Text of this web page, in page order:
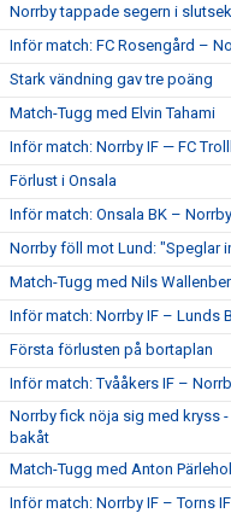
Norrby tappade segern i
Inför match: FC Rosengård –
Stark vändning gav tre poäng
Match-Tugg med Elvin Tahami
Inför match: Norrby IF — FC
Förlust i Onsala
Inför match: Onsala BK –
Norrby föll mot Lund: "Speglar
Match-Tugg med Nils
Inför match: Norrby IF – Lunds
Första förlusten på bortaplan
Inför match: Tvååkers IF –
Norrby fick nöja sig med kryss
bakåt
Match-Tugg med Anton
Inför match: Norrby IF – Torns IF